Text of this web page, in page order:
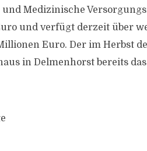
Medizinische
und verfügt derzeit über
Euro. Der im Herbst
in Delmenhorst bereits